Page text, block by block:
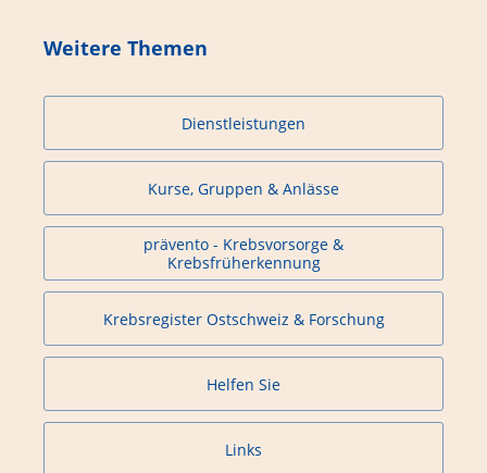
Weitere Themen
Dienstleistungen
Kurse, Gruppen & Anlässe
prävento - Krebsvorsorge &
Krebsfrüherkennung
Krebsregister Ostschweiz & Forschung
Helfen Sie
Links